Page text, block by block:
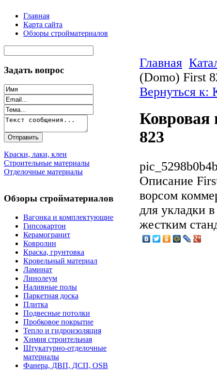
Главная
Карта сайта
Обзоры стройматериалов
Задать вопрос
Краски, лаки, клеи
Строительные материалы
Отделочные материалы
Обзоры стройматериалов
Вагонка и комплектующие
Гипсокартон
Керамогранит
Ковролин
Краска, грунтовка
Кровельный материал
Ламинат
Линолеум
Наливные полы
Паркетная доска
Плитка
Подвесные потолки
Пробковое покрытие
Тепло и гидроизоляция
Химия строительная
Штукатурно-отделочные
материалы
Фанера, ДВП, ДСП, OSB
Главная
(Domo) First
Вернуться к:
Ковровая
823
Описание
ворсом
для укладки
жестким